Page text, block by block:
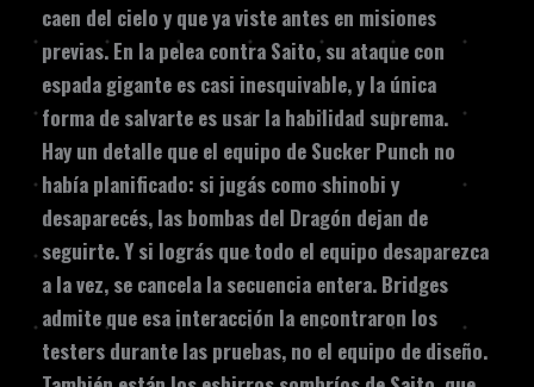
caen del cielo y que ya viste antes en misiones
previas. En la pelea contra Saito, su ataque con
espada gigante es casi inesquivable, y la única
forma de salvarte es usar la habilidad suprema.
Hay un detalle que el equipo de Sucker Punch no
había planificado: si jugás como shinobi y
desaparecés, las bombas del Dragón dejan de
seguirte. Y si lográs que todo el equipo desaparezca
a la vez, se cancela la secuencia entera. Bridges
admite que esa interacción la encontraron los
testers durante las pruebas, no el equipo de diseño.